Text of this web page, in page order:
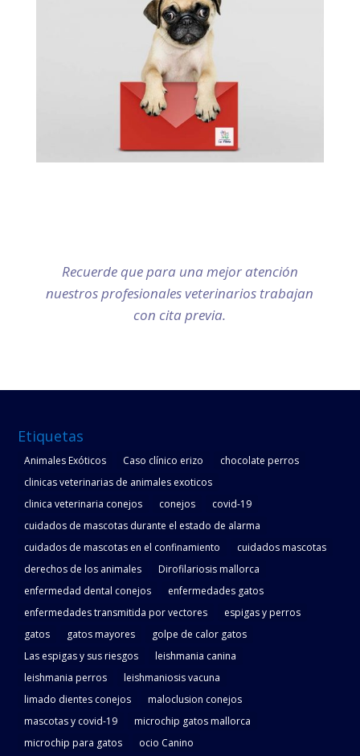
Recuerde que para una mejor atención
nuestros profesionales veterinarios trabajan
con cita previa.
Etiquetas
Animales Exóticos Caso clínico erizo
chocolate perros
clinicas veterinarias de animales exoticos
clinica veterinaria conejos
conejos
covid-19
cuidados de mascotas durante el estado de alarma
cuidados de mascotas en el confinamiento
cuidados mascotas
derechos de los animales
Dirofilariosis mallorca
enfermedad dental conejos
enfermedades gatos
enfermedades transmitida por vectores
espigas y perros
gatos
gatos mayores
golpe de calor gatos
Las espigas y sus riesgos
leishmania canina
leishmania perros
leishmaniosis vacuna
limado dientes conejos
maloclusion conejos
mascotas y covid-19
microchip gatos mallorca
microchip para gatos
ocio Canino